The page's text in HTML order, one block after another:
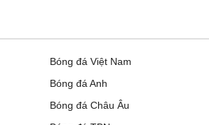
Bóng đá Việt Nam
Bóng đá Anh
Bóng đá Châu Âu